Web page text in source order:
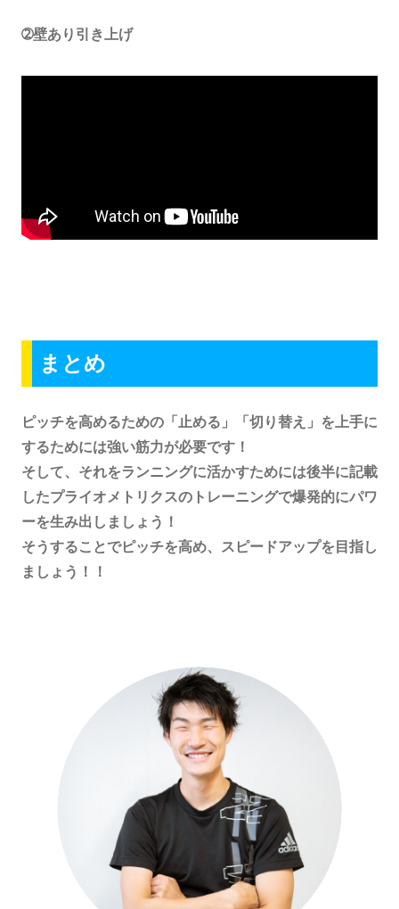
➁壁あり引き上げ
まとめ
ピッチを高めるための「止める」「切り替え」を上手に
するためには強い筋力が必要です！
そして、それをランニングに活かすためには後半に記載
したプライオメトリクスのトレーニングで爆発的にパワ
ーを生み出しましょう！
そうすることでピッチを高め、スピードアップを目指し
ましょう！！